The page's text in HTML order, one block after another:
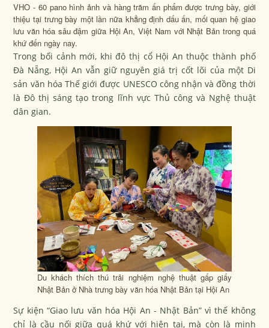
VHO - 60 pano hình ảnh và hàng trăm ấn phẩm được trưng bày, giới
thiệu tại trưng bày một lần nữa khẳng định dấu ấn, mối quan hệ giao
lưu văn hóa sâu đậm giữa Hội An, Việt Nam với Nhật Bản trong quá
khứ đến ngày nay.
Trong bối cảnh mới, khi đô thị cổ Hội An thuộc thành phố
Đà Nẵng, Hội An vẫn giữ nguyên giá trị cốt lõi của một Di
sản văn hóa Thế giới được UNESCO công nhận và đồng thời
là Đô thị sáng tạo trong lĩnh vực Thủ công và Nghệ thuật
dân gian.
Du khách thích thú trải nghiệm nghệ thuật gấp giấy
Nhật Bản ở Nhà trưng bày văn hóa Nhật Bản tại Hội An
Sự kiện “Giao lưu văn hóa Hội An - Nhật Bản” vì thế không
chỉ là cầu nối giữa quá khứ với hiện tại, mà còn là minh